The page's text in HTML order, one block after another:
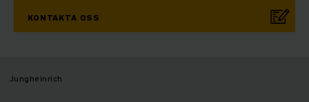
KONTAKTA OSS
Jungheinrich